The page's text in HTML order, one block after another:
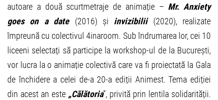
autoare a două scurtmetraje de animație – Mr. Anxiety
goes on a date(2016) și invizibilii(2020), realizate
împreună cu colectivul 4inaroom. Sub îndrumarea lor, cei 10
liceeni selectați să participe la workshop-ul de la București,
vor lucra la o animație colectivă care va fi proiectată la Gala
de închidere a celei de-a 20-a ediții Animest. Tema ediției
din acest an este „Călătoria”, privită prin lentila solidarității.